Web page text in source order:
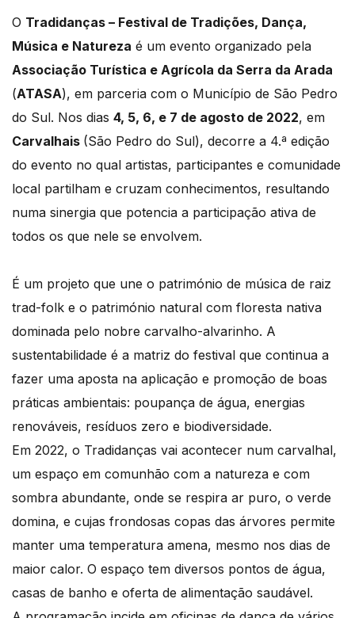
O Tradidanças – Festival de Tradições, Dança,
Música e Natureza é um evento organizado pela
Associação Turística e Agrícola da Serra da Arada
(ATASA), em parceria com o Município de São Pedro
do Sul. Nos dias 4, 5, 6, e 7 de agosto de 2022, em
Carvalhais (São Pedro do Sul), decorre a 4.ª edição
do evento no qual artistas, participantes e comunidade
local partilham e cruzam conhecimentos, resultando
numa sinergia que potencia a participação ativa de
todos os que nele se envolvem.
É um projeto que une o património de música de raiz
trad-folk e o património natural com floresta nativa
dominada pelo nobre carvalho-alvarinho. A
sustentabilidade é a matriz do festival que continua a
fazer uma aposta na aplicação e promoção de boas
práticas ambientais: poupança de água, energias
renováveis, resíduos zero e biodiversidade.
Em 2022, o Tradidanças vai acontecer num carvalhal,
um espaço em comunhão com a natureza e com
sombra abundante, onde se respira ar puro, o verde
domina, e cujas frondosas copas das árvores permite
manter uma temperatura amena, mesmo nos dias de
maior calor. O espaço tem diversos pontos de água,
casas de banho e oferta de alimentação saudável.